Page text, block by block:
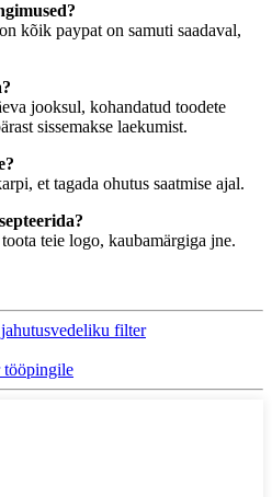
kõik paypat on samuti saadaval,
jooksul, kohandatud toodete
sissemakse laekumist.
et tagada ohutus saatmise ajal.
teie logo, kaubamärgiga jne.
filter
tööpingile